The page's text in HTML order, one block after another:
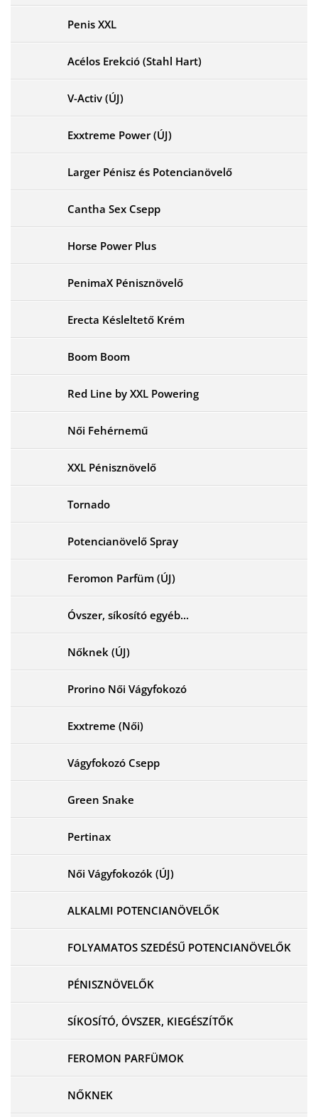
Penis XXL
Acélos Erekció (Stahl Hart)
V-Activ (ÚJ)
Exxtreme Power (ÚJ)
Larger Pénisz és Potencianövelő
Cantha Sex Csepp
Horse Power Plus
PenimaX Pénisznövelő
Erecta Késleltető Krém
Boom Boom
Red Line by XXL Powering
Női Fehérnemű
XXL Pénisznövelő
Tornado
Potencianövelő Spray
Feromon Parfüm (ÚJ)
Óvszer, síkosító egyéb...
Nőknek (ÚJ)
Prorino Női Vágyfokozó
Exxtreme (Női)
Vágyfokozó Csepp
Green Snake
Pertinax
Női Vágyfokozók (ÚJ)
ALKALMI POTENCIANÖVELŐK
FOLYAMATOS SZEDÉSŰ POTENCIANÖVELŐK
PÉNISZNÖVELŐK
SÍKOSÍTÓ, ÓVSZER, KIEGÉSZÍTŐK
FEROMON PARFÜMOK
NŐKNEK